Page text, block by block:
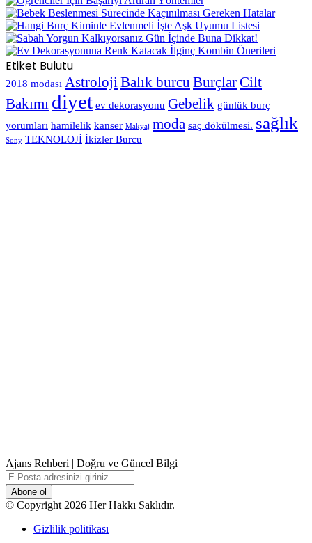
Etiket Bulutu
2018 modası Astroloji Balık burcu BurçlarCilt
Bakımı diyet ev dekorasyonu Gebelik günlük burç
yorumları hamilelik kanser Makyaj moda saç dökülmesi. sağlık
Sony TEKNOLOJİ İkizler Burcu
Ajans Rehberi | Doğru ve Güncel Bilgi
E-
Posta
adresinizi
giriniz
© Copyright 2026 Her Hakkı Saklıdır.
Gizlilik politikası